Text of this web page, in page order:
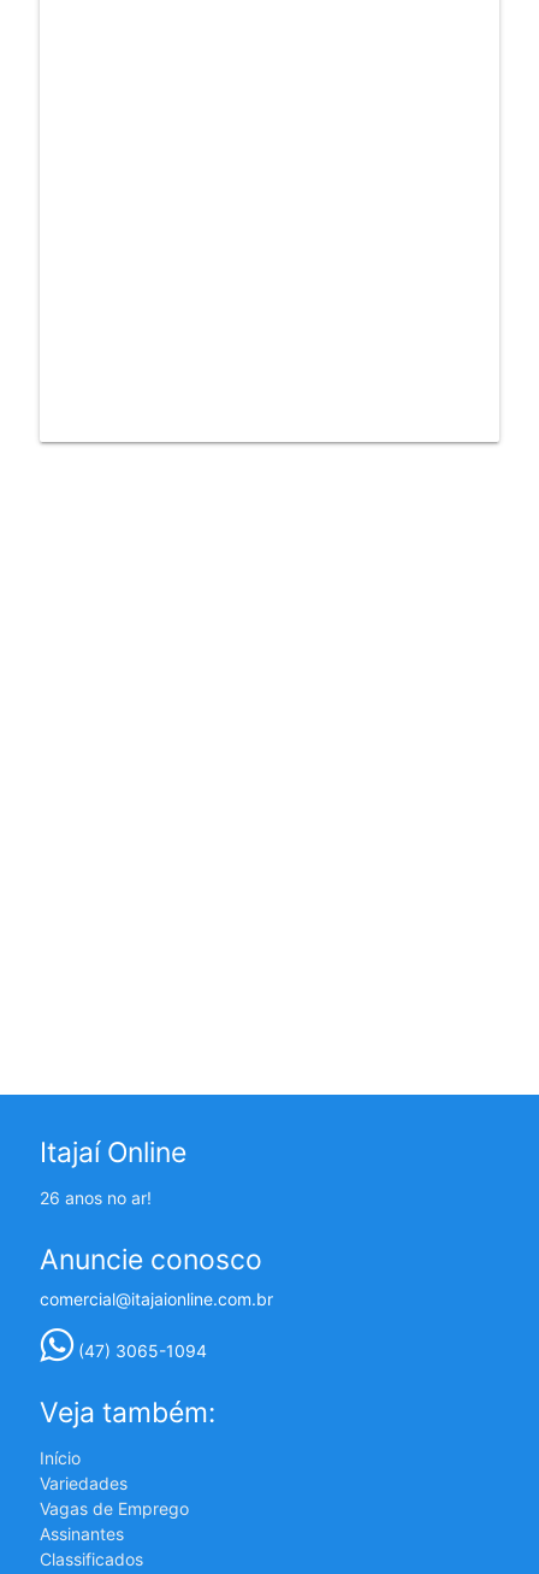
Itajaí Online
26 anos no ar!
Anuncie conosco
comercial@itajaionline.com.br
(47) 3065-1094
Veja também:
Início
Variedades
Vagas de Emprego
Assinantes
Classificados